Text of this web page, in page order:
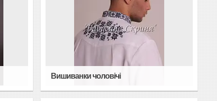
Вишиванки чоловічі